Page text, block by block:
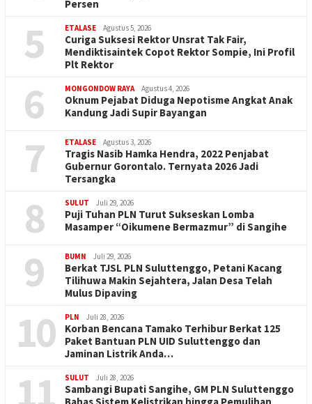
Persen
5 ETALASE Agustus 5, 2026
Curiga Suksesi Rektor Unsrat Tak Fair,
Mendiktisaintek Copot Rektor Sompie, Ini Profil
Plt Rektor
6 MONGONDOW RAYA Agustus 4, 2026
Oknum Pejabat Diduga Nepotisme Angkat Anak
Kandung Jadi Supir Bayangan
7 ETALASE Agustus 3, 2026
Tragis Nasib Hamka Hendra, 2022 Penjabat
Gubernur Gorontalo. Ternyata 2026 Jadi
Tersangka
8 SULUT Juli 29, 2026
Puji Tuhan PLN Turut Sukseskan Lomba
Masamper “Oikumene Bermazmur” di Sangihe
9 BUMN Juli 29, 2026
Berkat TJSL PLN Suluttenggo, Petani Kacang
Tilihuwa Makin Sejahtera, Jalan Desa Telah
Mulus Dipaving
10 PLN Juli 28, 2026
Korban Bencana Tamako Terhibur Berkat 125
Paket Bantuan PLN UID Suluttenggo dan
Jaminan Listrik Anda…
11 SULUT Juli 28, 2026
Sambangi Bupati Sangihe, GM PLN Suluttenggo
Bahas Sistem Kelistrikan hingga Pemulihan